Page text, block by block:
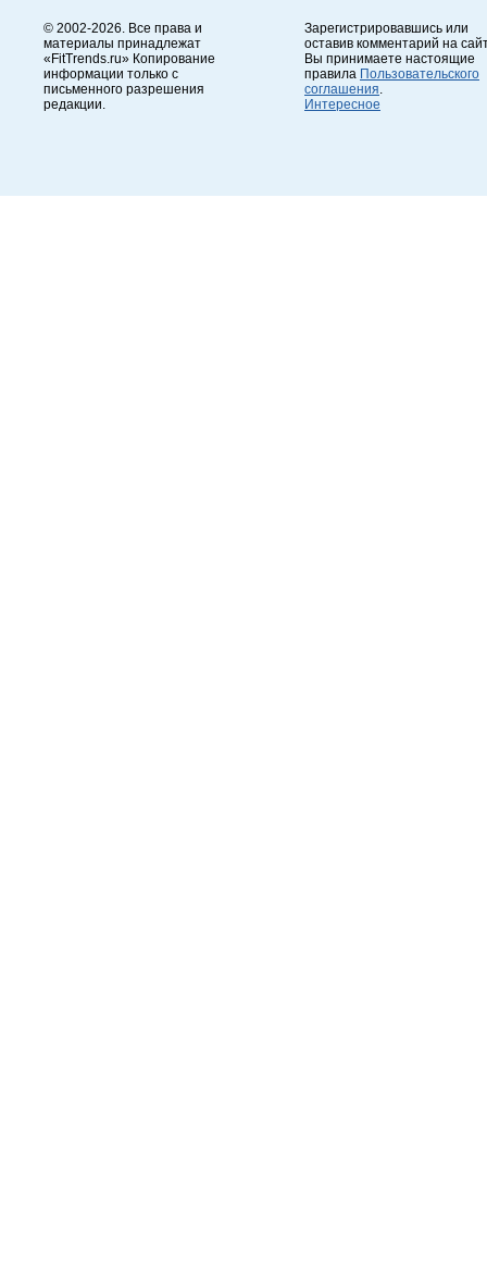
© 2002-2026. Все права и
материалы принадлежат
«FitTrends.ru» Копирование
информации только с
письменного разрешения
редакции.
Зарегистрировавшись или
оставив комментарий на
Вы принимаете настоящие
правила Пользовательского
соглашения
Интересное